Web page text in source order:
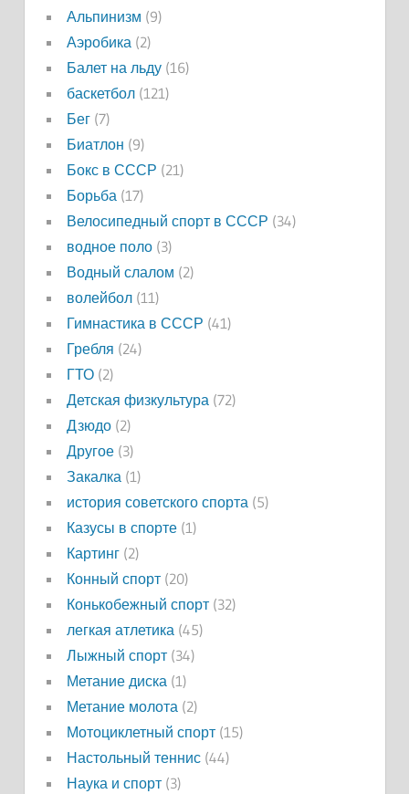
Альпинизм (9)
Аэробика(2)
Балет на льду(16)
баскетбол(121)
Бег(7)
Биатлон (9)
Бокс в СССР (21)
Борьба(17)
Велосипедный спорт в СССР (34)
водное поло(3)
Водный слалом (2)
волейбол(11)
Гимнастика в СССР (41)
Гребля (24)
ГТО(2)
Детская физкультура(72)
Дзюдо(2)
Другое(3)
Закалка(1)
история советского спорта(5)
Казусы в спорте(1)
Картинг(2)
Конный спорт(20)
Конькобежный спорт(32)
легкая атлетика(45)
Лыжный спорт(34)
Метание диска(1)
Метание молота(2)
Мотоциклетный спорт(15)
Настольный теннис(44)
Наука и спорт(3)